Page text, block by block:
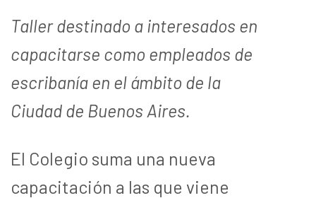
Taller destinado a interesados en
capacitarse como empleados de
escribanía en el ámbito de la
Ciudad de Buenos Aires.
El Colegio suma una nueva
capacitación a las que viene